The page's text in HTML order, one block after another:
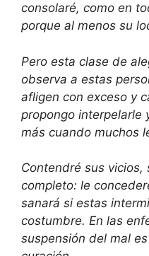
consolaré, como en
porque al menos su
Pero esta clase de
observa a estas
afligen con exceso y
propongo interpelarle
más cuando muchos
Contendré sus vicios,
completo: le
sanará si estas
costumbre. En las
suspensión del mal